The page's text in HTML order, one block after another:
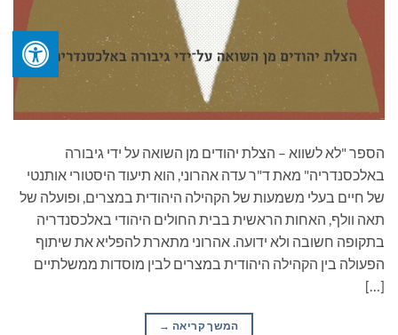
הספר "לא לשווא – הצלת יהודים מן השואה על ידי גיבורה
באלכסנדריה" מאת ד"ר עדה אהרוני, הוא תיעוד היסטורי אותנטי
של חיים בעלי משמעות של הקהילה היהודית במצרים, ופועלה של
תאה וולף, האחות הראשית בבית החולים היהודי באלכסנדריה
בתקופה חשובה ולא ידועה. אהרוני מתארת להפליא את שיתוף
הפעולה בין הקהילה היהודית במצרים לבין מוסדות ממשלתיים
[…]
המשך קריאה →